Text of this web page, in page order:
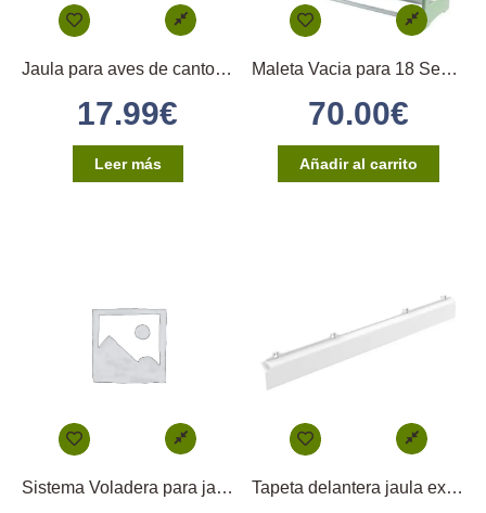
Jaula para aves de canto para exposiciones
17.99€
Leer más
Maleta Vacia para 18 Secondinos Medios 18
70.00€
Añadir al carrito
Sistema Voladera para jaulas 120 y 90 Color Verde Tapeta delantera jaula exposición 315 de 2GR